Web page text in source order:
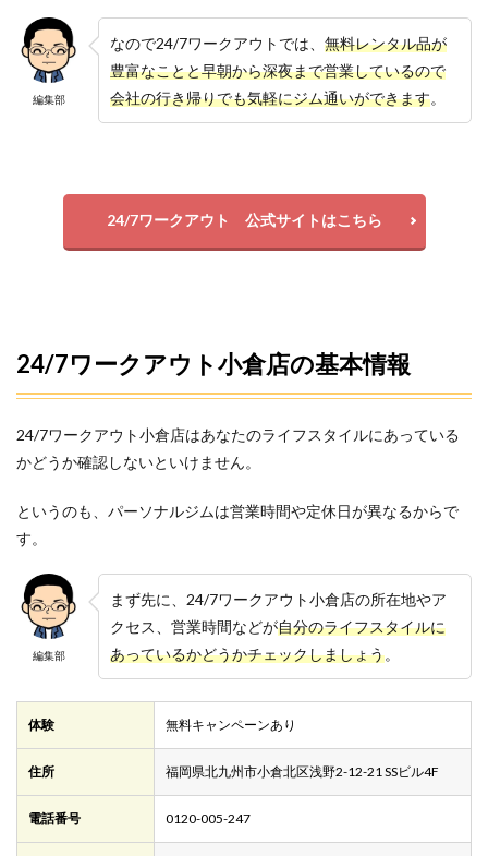
編集部
なので24/7ワークアウトでは、 無料レンタル品が
豊富なことと早朝から深夜まで営業しているので
会社の行き帰りでも気軽にジム通いができます。
24/7ワークアウト 公式サイトはこちら
24/7ワークアウト小倉店の基本情報
24/7ワークアウト小倉店はあなたのライフスタイルにあっている
かどうか確認しないといけません。
というのも、パーソナルジムは営業時間や定休日が異なるからで
す。
編集部
まず先に、24/7ワークアウト小倉店の所在地やア
クセス、営業時間などが自分のライフスタイルに
あっているかどうかチェックしましょう。
体験 無料キャンペーンあり
住所 福岡県北九州市小倉北区浅野2-12-21 SSビル4F
電話番号 0120-005-247